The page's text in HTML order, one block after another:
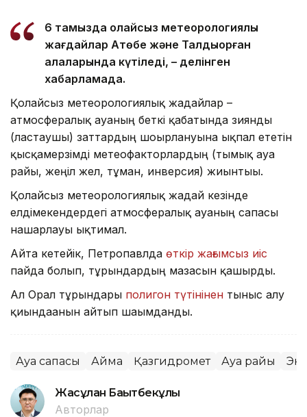
6 тамызда қолайсыз метеорологиялық
жағдайлар Ақтөбе және Талдықорған
қалаларында күтіледі, – делінген
хабарламада.
Қолайсыз метеорологиялық жағдайлар –
атмосфералық ауаның беткі қабатында зиянды
(ластаушы) заттардың шоғырлануына ықпал ететін
қысқамерзімді метеофакторлардың (тымық ауа
райы, жеңіл жел, тұман, инверсия) жиынтығы.
Қолайсыз метеорологиялық жағдай кезінде
елдімекендердегі атмосфералық ауаның сапасы
нашарлауы ықтимал.
Айта кетейік, Петропавлда өткір жағымсыз иіс
пайда болып, тұрғындардың мазасын қашырды.
Ал Орал тұрғындары полигон түтінінен тыныс алу
қиындағанын айтып шағымданды.
Ауа сапасы Аймақ Қазгидромет Ауа райы
Жасұлан Бақытбекұлы
Авторлар